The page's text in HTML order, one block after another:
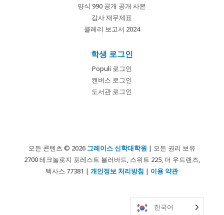
양식 990 공개 공개 사본
감사 재무제표
클레리 보고서 2024
학생 로그인
Populi 로그인
캔버스 로그인
도서관 로그인
모든 콘텐츠 © 2026 그레이스 신학대학원 | 모든 권리 보유
2700 테크놀로지 포레스트 블러바드, 스위트 225, 더 우드랜즈,
텍사스 77381 |개인정보 처리방침 | 이용 약관
한국어